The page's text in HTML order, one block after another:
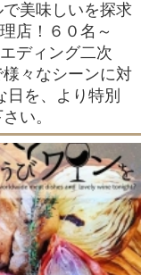
美味しいを探求
店！６０名～
ディング二次
々なシーンに対
日を、より特別
い。